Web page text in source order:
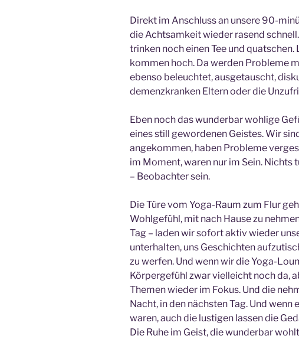
Direkt im Anschluss an unsere 90-
die Achtsamkeit wieder rasend
trinken noch einen Tee und
kommen hoch. Da werden Probleme
ebenso beleuchtet, ausgetauscht,
demenzkranken Eltern oder die
Eben noch das wunderbar wohlige
eines still gewordenen Geistes. Wir
angekommen, haben Probleme
im Moment, waren nur im Sein. Nichts
– Beobachter sein.
Die Türe vom Yoga-Raum zum Flur
Wohlgefühl, mit nach Hause zu
Tag – laden wir sofort aktiv wieder
unterhalten, uns Geschichten
zu werfen. Und wenn wir die Yoga-
Körpergefühl zwar vielleicht noch da,
Themen wieder im Fokus. Und die
Nacht, in den nächsten Tag. Und wenn
waren, auch die lustigen lassen die
Die Ruhe im Geist, die wunderbar